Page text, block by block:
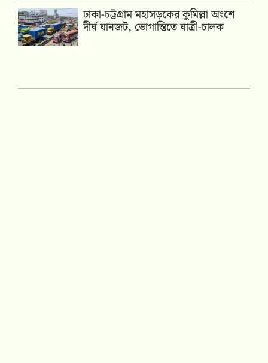
ঢাকা-চট্টগ্রাম মহাসড়কের কুমিল্লা অংশে
দীর্ঘ যানজট, ভোগান্তিতে যাত্রী-চালক